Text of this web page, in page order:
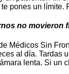
pones un
no movieron
Médicos Sin
al día. Tardas
lenta. Si un